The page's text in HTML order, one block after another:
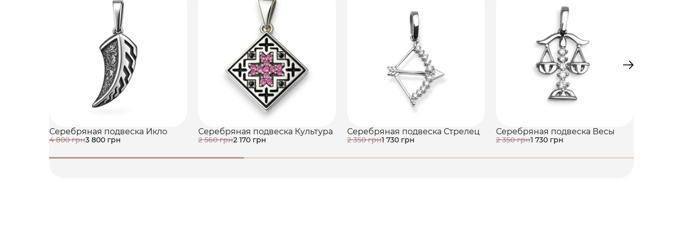
Серебряная подвеска Икло
4 800 грн3 800 грн
Серебряная подвеска Культура
2 560 грн2 170 грн
Серебряная подвеска Стрелец
2 350 грн1 730 грн
Серебряная подвеска Весы
2 350 грн1 730 грн